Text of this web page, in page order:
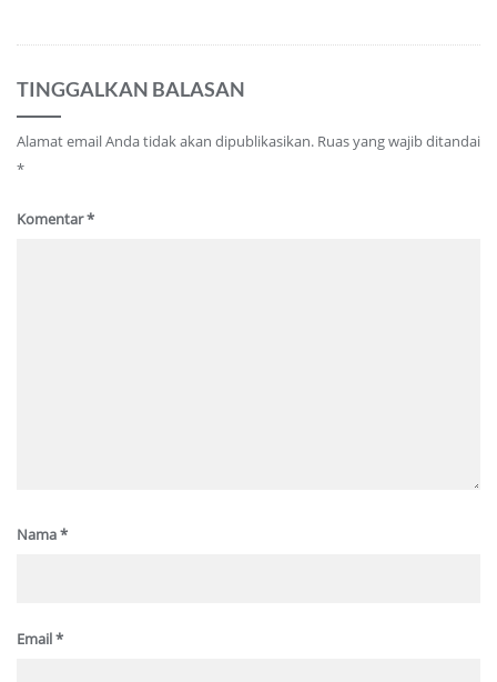
TINGGALKAN BALASAN
Alamat email Anda tidak akan dipublikasikan. Ruas yang wajib ditandai
*
Komentar*
Nama*
Email*